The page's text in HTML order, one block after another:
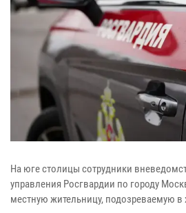
На юге столицы сотрудники
управления Росгвардии по городу
местную жительницу, подозреваемую в